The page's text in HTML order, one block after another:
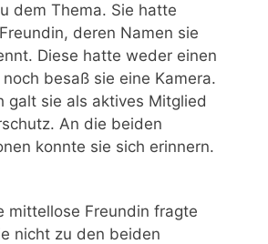
dem Thema. Sie hatte
deren Namen sie
Diese hatte weder einen
besaß sie eine Kamera.
galt sie als aktives Mitglied
An die beiden
konnte sie sich erinnern.
mittellose Freundin fragte
nicht zu den beiden